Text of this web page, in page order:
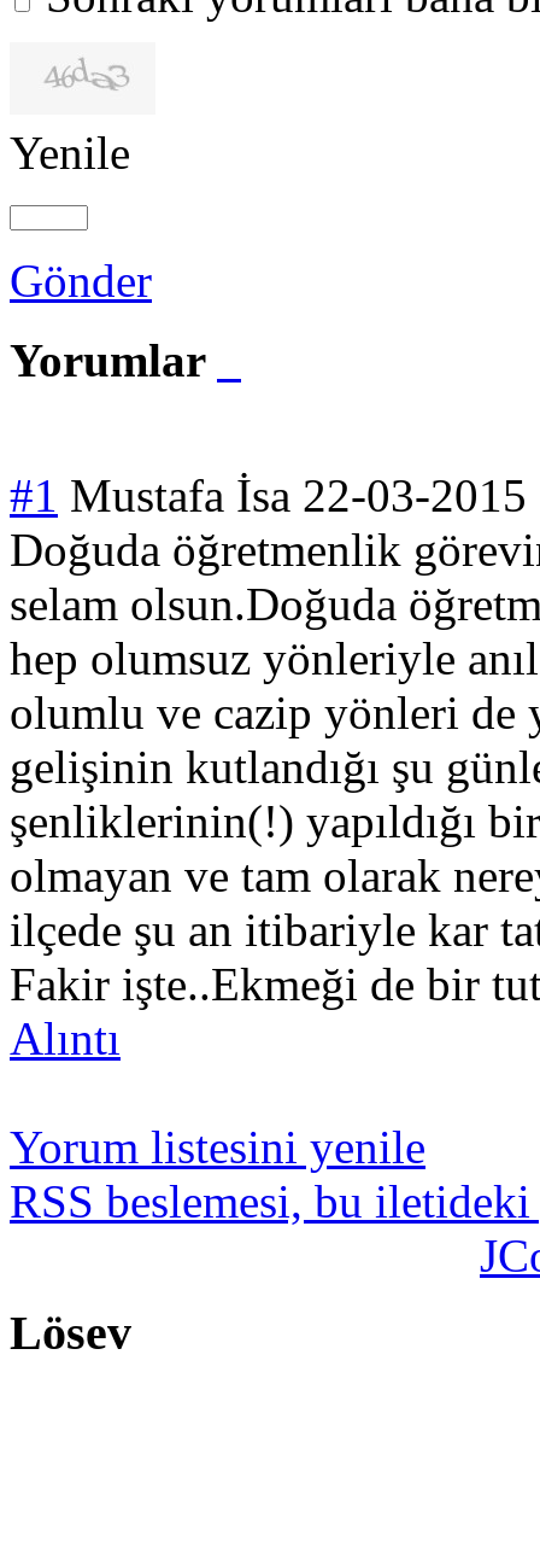
Yenile
Gönder
Yorumlar
#1 Mustafa İsa 22-03-2015
Doğuda öğretmenlik
selam olsun.Doğuda
hep olumsuz yönleriyle
olumlu ve cazip yönleri de
gelişinin kutlandığı şu
şenliklerinin(!) yapıldığı
olmayan ve tam olarak
ilçede şu an itibariyle kar
Fakir işte..Ekmeği de bir
Alıntı
Yorum listesini yenile
RSS beslemesi, bu
Lösev